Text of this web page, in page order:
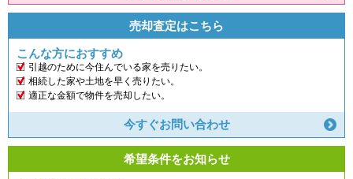
売却査定はこちら
こんな方におすすめ
引越のために今住んでいる家を売りたい。
相続した家や土地を早く売りたい。
適正な金額で物件を売却したい。
今すぐお問い合わせ
希望条件をお知らせ